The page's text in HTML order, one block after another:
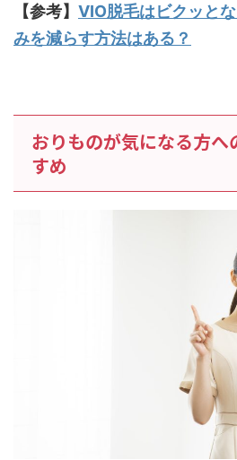
【参考】 VIO脱毛はビクッと
みを減らす方法はある？
おりものが気になる方へ
すめ